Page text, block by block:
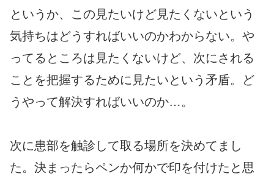
というか、この見たいけど見たくないという
気持ちはどうすればいいのかわからない。や
ってるところは見たくないけど、次にされる
ことを把握するために見たいという矛盾。ど
うやって解決すればいいのか…。
次に患部を触診して取る場所を決めてまし
た。決まったらペンか何かで印を付けたと思